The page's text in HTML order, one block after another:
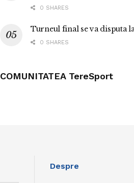
0 SHARES
Turneul final se va disputa
0 SHARES
COMUNITATEA TereSport
Despre